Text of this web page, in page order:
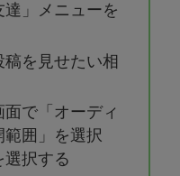
」メニューを
を見せたい相
で「オーディ
範囲」を選択
選択する